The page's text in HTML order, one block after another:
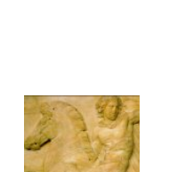
Sellers
Start Selling
Help